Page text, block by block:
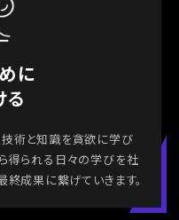
に
る
術と知識を貪欲に学び
得られる日々の学びを社
終成果に繋げていきます。